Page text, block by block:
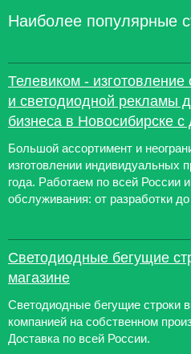
Наиболее популярные
Телевиком -
и светодиодной рекламы
бизнеса в Новосибирске с
Большой ассортимент и
изготовлении индивидуальных
года. Работаем по всей России
обслуживания: от разработки
Светодиодные бегущие
магазине
Светодиодные бегущие строки
компанией на собственном
Доставка по всей России.